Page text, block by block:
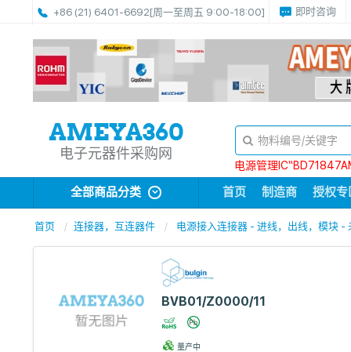
+86 (21) 6401-6692[周一至周五 9:00-18:00] 即时咨询
电子元器件采购网
电源管理
全部商品分类 首页 制造商 授权专
首页 连接器，互连器件 电源接入连接器 - 进线，出线，模块 -
BVB01/Z0000/11
量产中